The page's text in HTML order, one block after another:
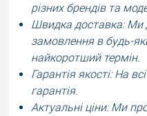
різних брендів та
Швидка доставка:
замовлення в будь-
найкоротший термін.
Гарантія якості: На
гарантія.
Актуальні ціни: Ми